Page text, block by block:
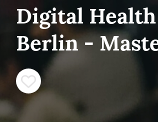
Digital
Berlin -